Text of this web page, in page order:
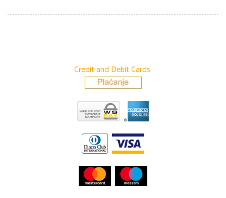
Credit and Debit Cards: